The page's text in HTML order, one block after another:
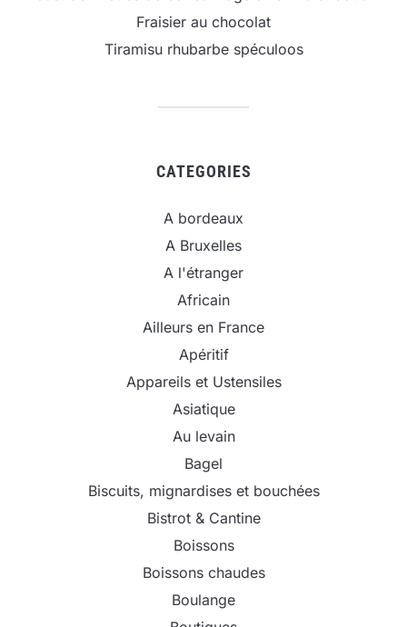
Fraisier au chocolat
Tiramisu rhubarbe spéculoos
CATEGORIES
A bordeaux
A Bruxelles
A l'étranger
Africain
Ailleurs en France
Apéritif
Appareils et Ustensiles
Asiatique
Au levain
Bagel
Biscuits, mignardises et bouchées
Bistrot & Cantine
Boissons
Boissons chaudes
Boulange